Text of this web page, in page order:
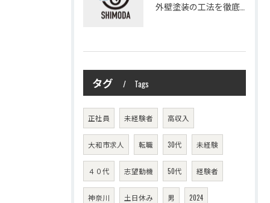
タグ Tags
正社員 未経験者 高収入
大和市求人 転職 30代 未経験
４０代 志望動機 50代 経験者
神奈川 土日休み 男 2024